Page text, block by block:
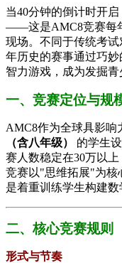
当40分钟的倒计时开
——这是AMC8竞赛每
现场。不同于传统考
年历史的赛事通过巧
智力游戏，成为发掘青
一、​​竞赛定位与规
AMC8作为全球具影响
（含八年级）​
的学生
赛人数稳定在30万以
竞赛以"思维拓展"为核
是着重训练学生构建数
​​二、核心竞赛规则​
​形式与节奏​